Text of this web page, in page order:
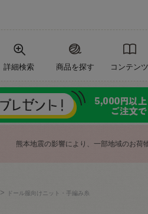
詳細検索 商品を探す コンテンツ
熊本地震の影響により、一部地域のお荷
> ドール服向けニット・手編み糸